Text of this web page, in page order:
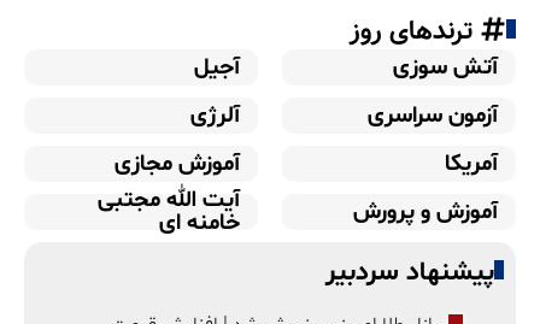
ترندهای روز
آتش سوزی
آجیل
آزمون سراسری
آلرژی
آمریکا
آموزش مجازی
آموزش و پرورش
آیت الله مجتبی
خامنه ای
پیشنهاد سردبیر